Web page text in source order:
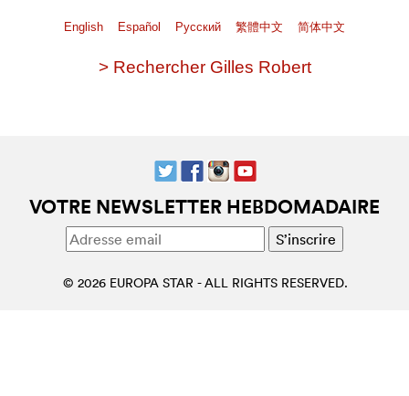
English Español Pусский 繁體中文 简体中文
> Rechercher Gilles Robert
VOTRE NEWSLETTER HEBDOMADAIRE
© 2026 EUROPA STAR - ALL RIGHTS RESERVED.